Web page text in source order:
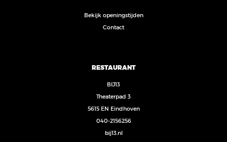
Bekijk openingstijden
Contact
RESTAURANT
BIJ13
Theaterpad 3
5615 EN Eindhoven
040-2156256
bij13.nl